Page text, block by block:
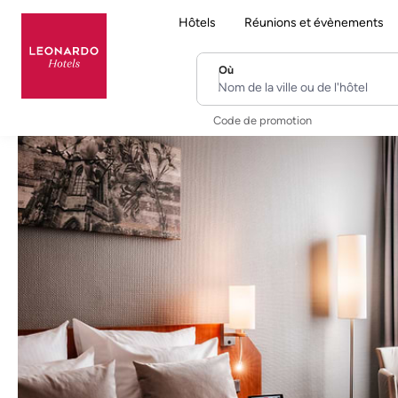
Hôtels Réunions et évènements
Où
Nom de la ville ou de l'hôtel
Code de promotion